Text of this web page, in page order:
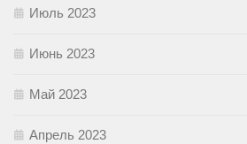
Июль 2023
Июнь 2023
Май 2023
Апрель 2023